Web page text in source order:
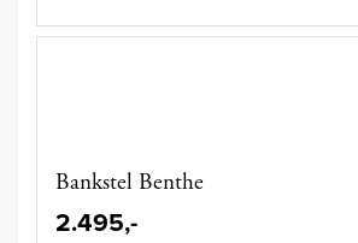
Bankstel Benthe
2.495,-